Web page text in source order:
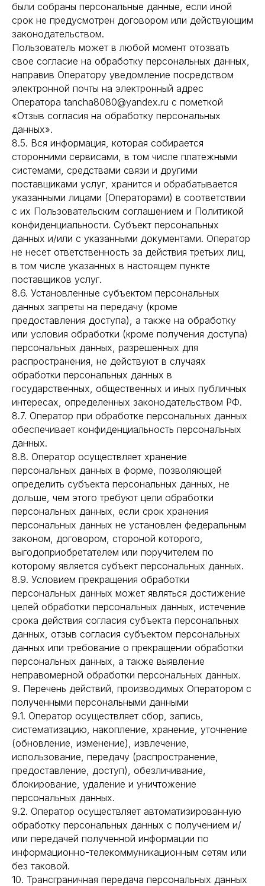
были собраны персональные данные, если иной
срок не предусмотрен договором или действующим
законодательством.
Пользователь может в любой момент отозвать
свое согласие на обработку персональных данных,
направив Оператору уведомление посредством
электронной почты на электронный адрес
Оператора tancha8080@yandex.ru с пометкой
«Отзыв согласия на обработку персональных
данных».
8.5. Вся информация, которая собирается
сторонними сервисами, в том числе платежными
системами, средствами связи и другими
поставщиками услуг, хранится и обрабатывается
указанными лицами (Операторами) в соответствии
с их Пользовательским соглашением и Политикой
конфиденциальности. Субъект персональных
данных и/или с указанными документами. Оператор
не несет ответственность за действия третьих лиц,
в том числе указанных в настоящем пункте
поставщиков услуг.
8.6. Установленные субъектом персональных
данных запреты на передачу (кроме
предоставления доступа), а также на обработку
или условия обработки (кроме получения доступа)
персональных данных, разрешенных для
распространения, не действуют в случаях
обработки персональных данных в
государственных, общественных и иных публичных
интересах, определенных законодательством РФ.
8.7. Оператор при обработке персональных данных
обеспечивает конфиденциальность персональных
данных.
8.8. Оператор осуществляет хранение
персональных данных в форме, позволяющей
определить субъекта персональных данных, не
дольше, чем этого требуют цели обработки
персональных данных, если срок хранения
персональных данных не установлен федеральным
законом, договором, стороной которого,
выгодоприобретателем или поручителем по
которому является субъект персональных данных.
8.9. Условием прекращения обработки
персональных данных может являться достижение
целей обработки персональных данных, истечение
срока действия согласия субъекта персональных
данных, отзыв согласия субъектом персональных
данных или требование о прекращении обработки
персональных данных, а также выявление
неправомерной обработки персональных данных.
9. Перечень действий, производимых Оператором с
полученными персональными данными
9.1. Оператор осуществляет сбор, запись,
систематизацию, накопление, хранение, уточнение
(обновление, изменение), извлечение,
использование, передачу (распространение,
предоставление, доступ), обезличивание,
блокирование, удаление и уничтожение
персональных данных.
9.2. Оператор осуществляет автоматизированную
обработку персональных данных с получением и/
или передачей полученной информации по
информационно-телекоммуникационным сетям или
без таковой.
10. Трансграничная передача персональных данных